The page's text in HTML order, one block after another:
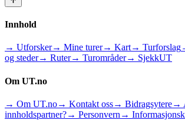
Innhold
→ Utforsker→ Mine turer→ Kart→ Turforslag
og steder→ Ruter→ Turområder→ SjekkUT
Om UT.no
→ Om UT.no→ Kontakt oss→ Bidragsytere→
innholdspartner?→ Personvern →